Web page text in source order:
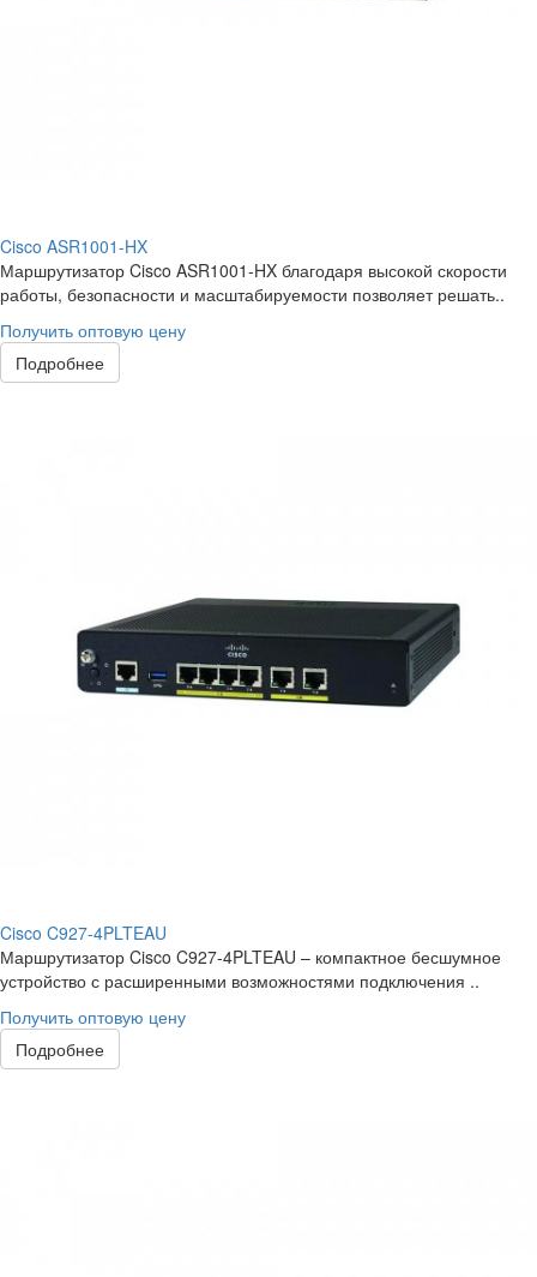
Cisco ASR1001-HX
Маршрутизатор Cisco ASR1001-HX благодаря высокой скорости
работы, безопасности и масштабируемости позволяет решать..
Получить оптовую цену
Подробнее
Cisco C927-4PLTEAU
Маршрутизатор Cisco C927-4PLTEAU – компактное бесшумное
устройство с расширенными возможностями подключения ..
Получить оптовую цену
Подробнее